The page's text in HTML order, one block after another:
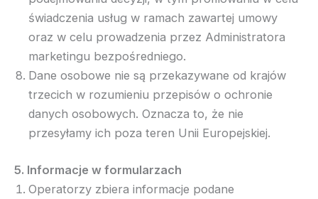
świadczenia usług w ramach zawartej umowy
oraz w celu prowadzenia przez Administratora
marketingu bezpośredniego.
Dane osobowe nie są przekazywane od krajów
trzecich w rozumieniu przepisów o ochronie
danych osobowych. Oznacza to, że nie
przesyłamy ich poza teren Unii Europejskiej.
5. Informacje w formularzach
Operatorzy zbiera informacje podane